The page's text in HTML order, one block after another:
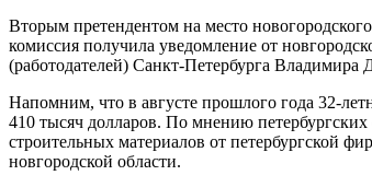
Вторым претендентом на место
комиссия получила уведомление от
(работодателей) Санкт-Петербурга Владимира
Напомним, что в августе прошлого года 32-
410 тысяч долларов. По мнению петербургских
строительных материалов от петербургской
новгородской области.